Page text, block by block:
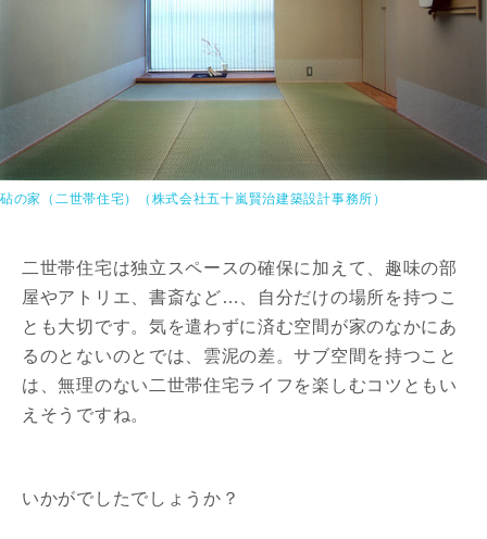
砧の家（二世帯住宅）（株式会社五十嵐賢治建築設計事務所）
二世帯住宅は独立スペースの確保に加えて、趣味の部
屋やアトリエ、書斎など…、自分だけの場所を持つこ
とも大切です。気を遣わずに済む空間が家のなかにあ
るのとないのとでは、雲泥の差。サブ空間を持つこと
は、無理のない二世帯住宅ライフを楽しむコツともい
えそうですね。
いかがでしたでしょうか？